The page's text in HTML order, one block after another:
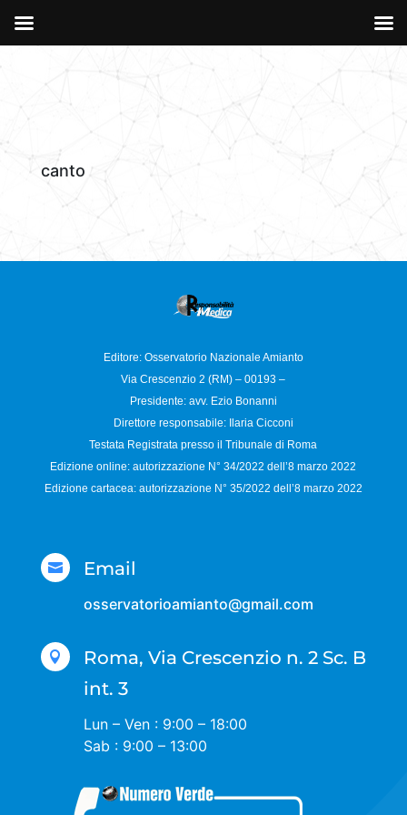
canto
Editore: Osservatorio Nazionale Amianto
Via Crescenzio 2 (RM) – 00193 –
Presidente: avv. Ezio Bonanni
Direttore responsabile:
Ilaria Cicconi
Testata Registrata presso il Tribunale di Roma
Edizione online: autorizzazione N°34/2022 dell’8 marzo 2022
Edizione cartacea: autorizzazione N° 35/2022 dell’8 marzo 2022
 Email
osservatorioamianto@gmail.com

Roma, Via Crescenzio n. 2 Sc. B
int. 3
Lun – Ven : 9:00 – 18:00
Sab : 9:00 – 13:00